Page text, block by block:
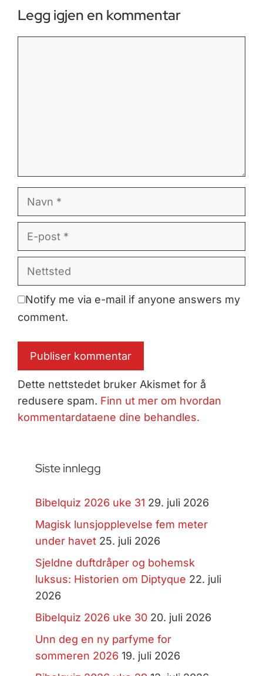
Legg igjen en kommentar
post
Notify me via e-mail if anyone answers my
comment.
Dette nettstedet bruker Akismet for å
redusere spam. Finn ut mer om hvordan
kommentardataene dine behandles.
Siste innlegg
Bibelquiz 2026 uke 31 29. juli 2026
Magisk lunsjopplevelse fem meter
under havet 25. juli 2026
Sjeldne duftdråper og bohemsk
luksus: Historien om Diptyque 22. juli
2026
Bibelquiz 2026 uke 30 20. juli 2026
Unn deg en ny parfyme for
sommeren 2026 19. juli 2026